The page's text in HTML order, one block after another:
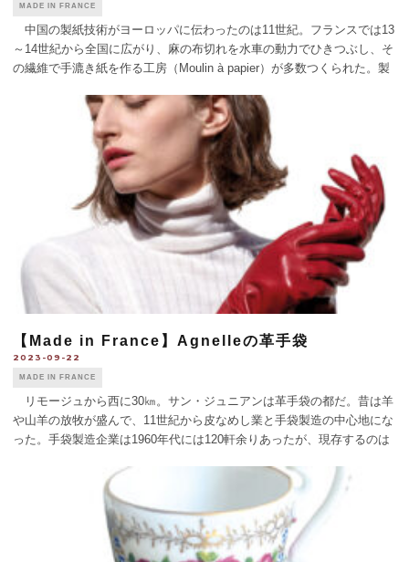
MADE IN FRANCE
中国の製紙技術がヨーロッパに伝わったのは11世紀。フランスでは13
～14世紀から全国に広がり、麻の布切れを水車の動力でひきつぶし、そ
の繊維で手漉き紙を作る工房（Moulin à papier）が多数つくられた。製
【Made in France】Agnelleの革手袋
2023-09-22
MADE IN FRANCE
リモージュから西に30㎞。サン・ジュニアンは革手袋の都だ。昔は羊
や山羊の放牧が盛んで、11世紀から皮なめし業と手袋製造の中心地にな
った。手袋製造企業は1960年代には120軒余りあったが、現存するのは